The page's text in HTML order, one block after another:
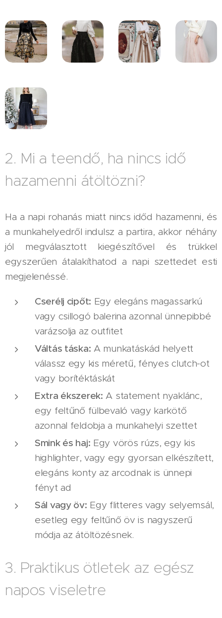
2. Mi a teendő, ha nincs idő
hazamenni átöltözni?
Ha a napi rohanás miatt nincs időd hazamenni, és
a munkahelyedről indulsz a partira, akkor néhány
jól megválasztott kiegészítővel és trükkel
egyszerűen átalakíthatod a napi szettedet esti
megjelenéssé.
Cserélj cipőt: Egy elegáns magassarkú
vagy csillogó balerina azonnal ünnepibbé
varázsolja az outfitet
Váltás táska: A munkatáskád helyett
válassz egy kis méretű, fényes clutch-ot
vagy borítéktáskát
Extra ékszerek: A statement nyaklánc,
egy feltűnő fülbevaló vagy karkötő
azonnal feldobja a munkahelyi szettet
Smink és haj: Egy vörös rúzs, egy kis
highlighter, vagy egy gyorsan elkészített,
elegáns konty az arcodnak is ünnepi
fényt ad
Sál vagy öv: Egy flitteres vagy selyemsál,
esetleg egy feltűnő öv is nagyszerű
módja az átöltözésnek.
3. Praktikus ötletek az egész
napos viseletre